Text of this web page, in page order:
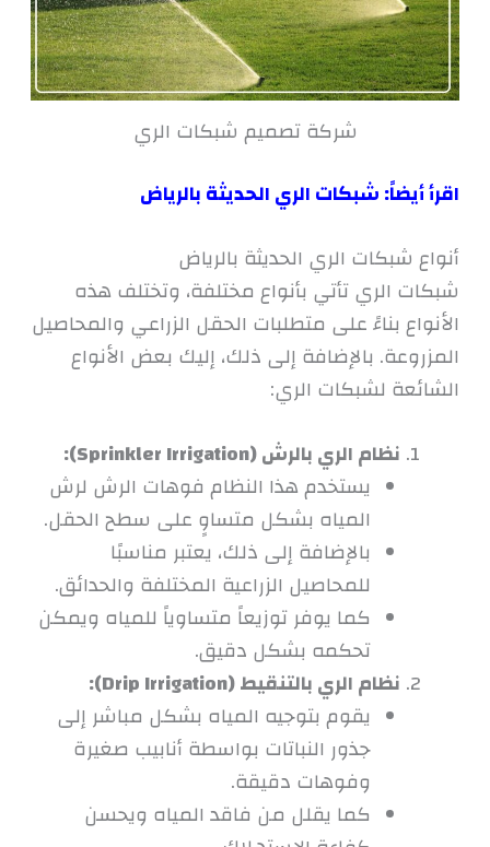
شركة تصميم شبكات الري
اقرأ أيضاً:شبكات الري الحديثة بالرياض
أنواع شبكات الري الحديثة بالرياض
شبكات الري تأتي بأنواع مختلفة، وتختلف هذه
الأنواع بناءً على متطلبات الحقل الزراعي والمحاصيل
المزروعة. بالإضافة إلى ذلك، إليك بعض الأنواع
الشائعة لشبكات الري:
نظام الري بالرش (Sprinkler Irrigation):
يستخدم هذا النظام فوهات الرش لرش
المياه بشكل متساوٍ على سطح الحقل.
بالإضافة إلى ذلك، يعتبر مناسبًا
للمحاصيل الزراعية المختلفة والحدائق.
كما يوفر توزيعاً متساوياً للمياه ويمكن
تحكمه بشكل دقيق.
نظام الري بالتنقيط (Drip Irrigation):
يقوم بتوجيه المياه بشكل مباشر إلى
جذور النباتات بواسطة أنابيب صغيرة
وفوهات دقيقة.
كما يقلل من فاقد المياه ويحسن